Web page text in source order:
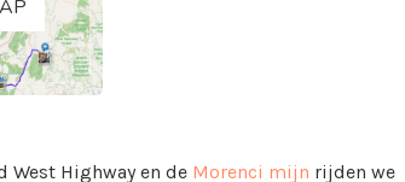
West Highway en de Morenci mijn rijden we